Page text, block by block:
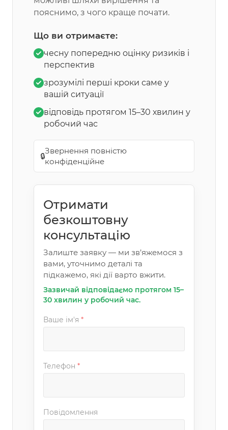
пояснимо, з чого краще почати.
Що ви отримаєте:
чесну попередню оцінку ризиків і
перспектив
зрозумілі перші кроки саме у
вашій ситуації
відповідь протягом 15–30 хвилин у
робочий час
🔒
Звернення повністю
конфіденційне
Отримати
безкоштовну
консультацію
Залиште заявку — ми зв’яжемося з
вами, уточнимо деталі та
підкажемо, які дії варто вжити.
Зазвичай відповідаємо протягом 15–
30 хвилин у робочий час.
Ваше ім'я *
Телефон *
Повідомлення